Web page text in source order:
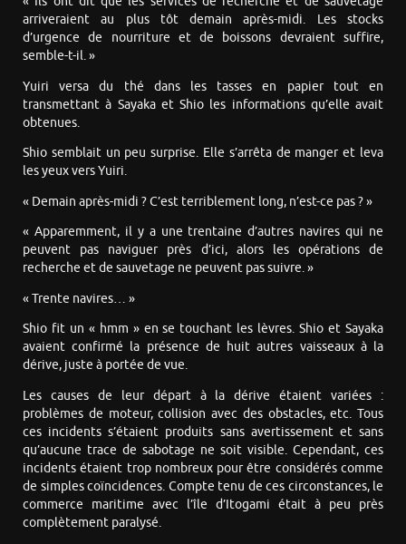
arriveraient au plus tôt demain après-midi. Les stocks
d’urgence de nourriture et de boissons devraient suffire,
semble-t-il. »
Yuiri versa du thé dans les tasses en papier tout en
transmettant à Sayaka et Shio les informations qu’elle avait
obtenues.
Shio semblait un peu surprise. Elle s’arrêta de manger et leva
les yeux vers Yuiri.
« Demain après-midi ? C’est terriblement long, n’est-ce pas ? »
« Apparemment, il y a une trentaine d’autres navires qui ne
peuvent pas naviguer près d’ici, alors les opérations de
recherche et de sauvetage ne peuvent pas suivre. »
« Trente navires… »
Shio fit un « hmm » en se touchant les lèvres. Shio et Sayaka
avaient confirmé la présence de huit autres vaisseaux à la
dérive, juste à portée de vue.
Les causes de leur départ à la dérive étaient variées :
problèmes de moteur, collision avec des obstacles, etc. Tous
ces incidents s’étaient produits sans avertissement et sans
qu’aucune trace de sabotage ne soit visible. Cependant, ces
incidents étaient trop nombreux pour être considérés comme
de simples coïncidences. Compte tenu de ces circonstances, le
commerce maritime avec l’île d’Itogami était à peu près
complètement paralysé.